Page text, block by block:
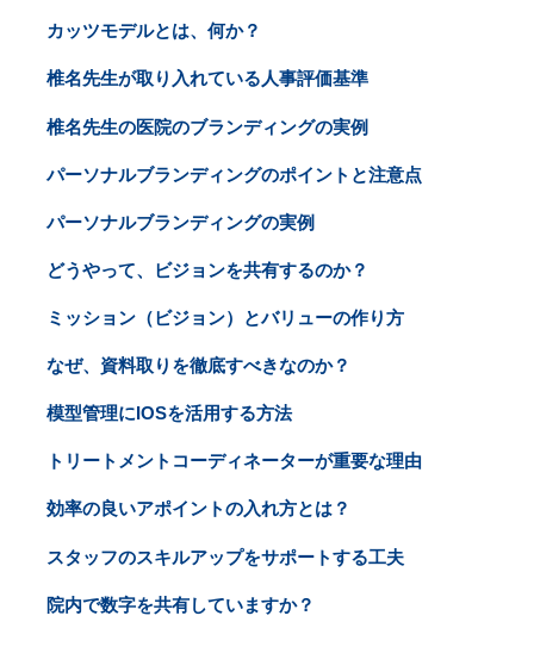
カッツモデルとは、何か？
椎名先生が取り入れている人事評価基準
椎名先生の医院のブランディングの実例
パーソナルブランディングのポイントと注意点
パーソナルブランディングの実例
どうやって、ビジョンを共有するのか？
ミッション（ビジョン）とバリューの作り方
なぜ、資料取りを徹底すべきなのか？
模型管理にIOSを活用する方法
トリートメントコーディネーターが重要な理由
効率の良いアポイントの入れ方とは？
スタッフのスキルアップをサポートする工夫
院内で数字を共有していますか？